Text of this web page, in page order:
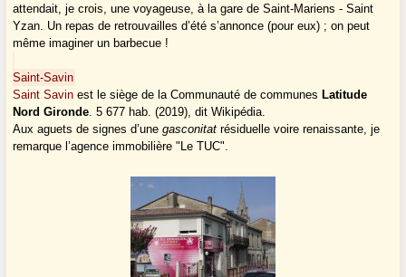
attendait, je crois, une voyageuse, à la gare de Saint-Mariens - Saint
Yzan. Un repas de retrouvailles d’été s’annonce (pour eux) ; on peut
même imaginer un barbecue !
Saint-Savin
Saint Savin est le siège de la Communauté de communes Latitude
Nord Gironde. 5 677 hab. (2019), dit Wikipédia.
Aux aguets de signes d’unegasconitat résiduelle voire renaissante, je
remarque l’agence immobilière "Le TUC".